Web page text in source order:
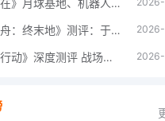
《明日方舟：终末地》测评：于荒芜之中，重建文明
《三角洲行动》深度测评 战场上的野心与裂痕